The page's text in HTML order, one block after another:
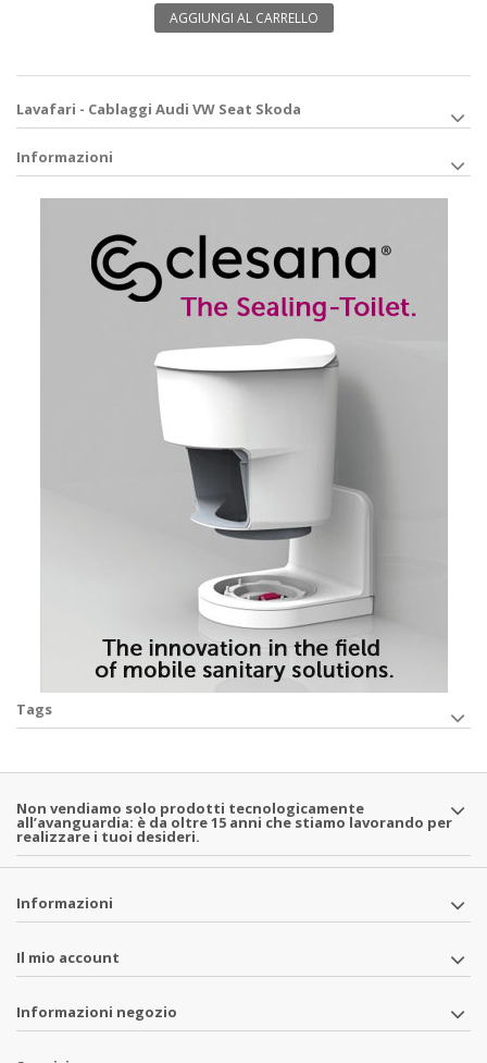
AGGIUNGI AL CARRELLO
Lavafari - Cablaggi Audi VW Seat Skoda
Informazioni
Tags
Non vendiamo solo prodotti tecnologicamente
all’avanguardia: è da oltre 15 anni che stiamo lavorando per
realizzare i tuoi desideri.
Informazioni
Il mio account
Informazioni negozio